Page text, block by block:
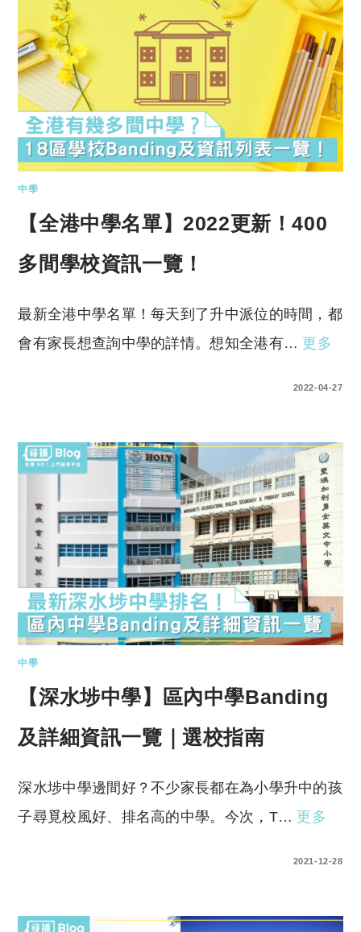
中學
【全港中學名單】2022更新！400
多間學校資訊一覽！
最新全港中學名單！每天到了升中派位的時間，都
會有家長想查詢中學的詳情。想知全港有… 更多
2022-04-27
中學
【深水埗中學】區內中學Banding
及詳細資訊一覽｜選校指南
深水埗中學邊間好？不少家長都在為小學升中的孩
子尋覓校風好、排名高的中學。今次，T… 更多
2021-12-28